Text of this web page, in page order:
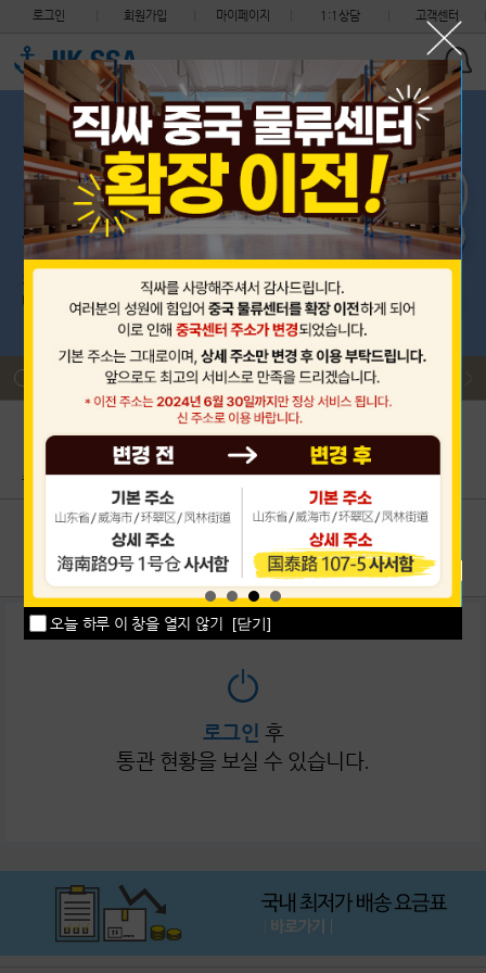
오늘 하루 이 창을 열지 않기 [닫기]
로그인 회원가입 마이페이지 1:1상담 고객센터
세관 지침 안내 (지식재산권 침해 화물의 처리절차 변경)
착불 도착 택배 비용 환율적용 안내
제헌절 (7월 17일) CS 센터 휴무 안내, 중국센터는 정상근무입…
해상 운송요금 및 적립금 정책 변경 안내
2026년 중국 단오절 휴무 안내 (6월 19일 선적없음)
2026년 6월 3일 수요일 제9회 지방선거 (한국 CS센터 휴무)
필독 세관 지침 안내 (지식재산권 침해 화물의 처리절차 변경)
착불 도착 택배 비용 환율적용 안내
초보자 이용안내 배송대행 신청 구매대행 신청 출항 스케줄
이용후기 1:1상담 공지사항 고객센터
로그인 후
통관 현황을 보실 수 있습니다.